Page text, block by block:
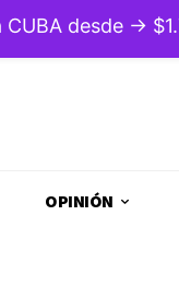
OPINIÓN
CUBA desde →